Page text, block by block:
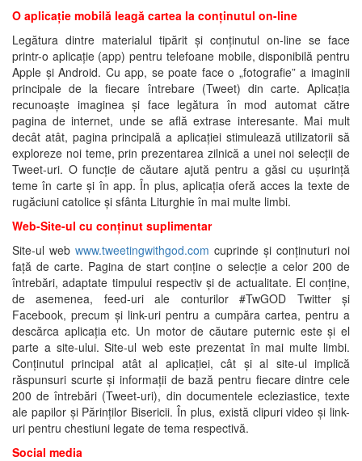
O aplicație mobilă leagă cartea la conținutul on-line
Legătura dintre materialul tipărit și conținutul on-line se face
printr-o aplicație (app) pentru telefoane mobile, disponibilă pentru
Apple și Android. Cu app, se poate face o „fotografie” a imaginii
principale de la fiecare întrebare (Tweet) din carte. Aplicația
recunoaște imaginea și face legătura în mod automat către
pagina de internet, unde se află extrase interesante. Mai mult
decât atât, pagina principală a aplicației stimulează utilizatorii să
exploreze noi teme, prin prezentarea zilnică a unei noi selecții de
Tweet-uri. O funcție de căutare ajută pentru a găsi cu ușurință
teme în carte și în app. În plus, aplicația oferă acces la texte de
rugăciuni catolice și sfânta Liturghie în mai multe limbi.
Web-Site-ul cu conținut suplimentar
Site-ul web www.tweetingwithgod.com cuprinde și conținuturi noi
față de carte. Pagina de start conține o selecție a celor 200 de
întrebări, adaptate timpului respectiv și de actualitate. El conține,
de asemenea, feed-uri ale conturilor #TwGOD Twitter și
Facebook, precum și link-uri pentru a cumpăra cartea, pentru a
descărca aplicația etc. Un motor de căutare puternic este și el
parte a site-ului. Site-ul web este prezentat în mai multe limbi.
Conținutul principal atât al aplicației, cât și al site-ul implică
răspunsuri scurte și informații de bază pentru fiecare dintre cele
200 de întrebări (Tweet-uri), din documentele ecleziastice, texte
ale papilor și Părinților Bisericii. În plus, există clipuri video și link-
uri pentru chestiuni legate de tema respectivă.
Social media